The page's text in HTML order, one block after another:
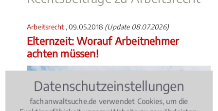
Arbeitsrecht , 09.05.2018 (Update 08.07.2026)
Elternzeit: Worauf Arbeitnehmer
achten müssen!
Datenschutzeinstellungen
fachanwaltsuche.de verwendet Cookies, um die